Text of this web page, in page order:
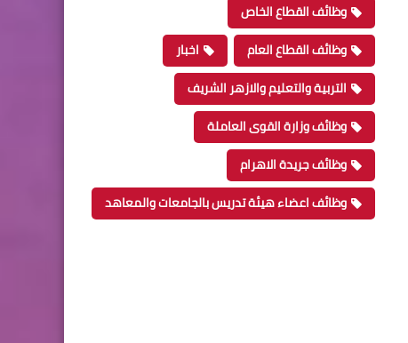
وظائف القطاع الخاص
وظائف القطاع العام
اخبار
التربية والتعليم والازهر الشريف
وظائف وزارة القوى العاملة
وظائف جريدة الاهرام
وظائف اعضاء هيئة تدريس بالجامعات والمعاهد